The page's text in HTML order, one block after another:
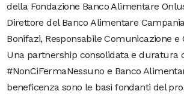
della Fondazione Banco Alimentare
Direttore del Banco Alimentare
Bonifazi, Responsabile Comunicazione e
Una partnership consolidata e duratura
#NonCiFermaNessuno e Banco
beneficenza sono le basi fondanti del